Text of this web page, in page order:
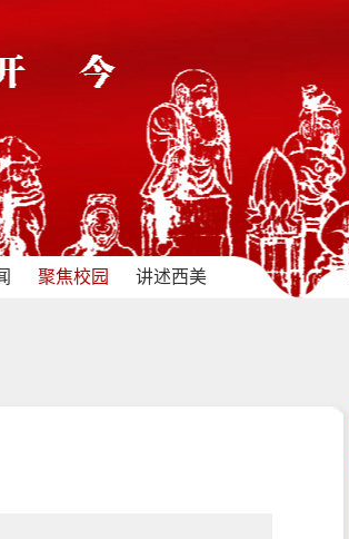
聚焦校园 讲述西美